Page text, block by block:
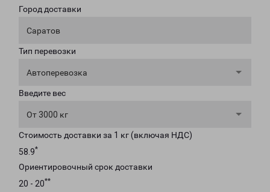
Город доставки
Саратов
Тип перевозки
Автоперевозка
Введите вес
От 3000 кг
Стоимость доставки за 1 кг (включая НДС)
58.9*
Ориентировочный срок доставки
20 - 20**